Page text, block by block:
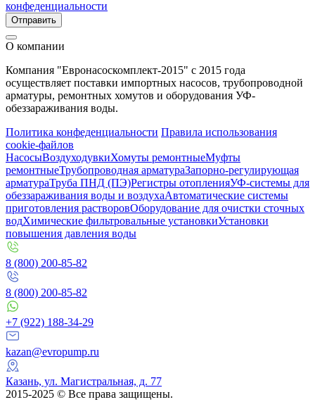
конфеденциальности
Отправить
О компании
Компания "Евронасоскомплект-2015" с 2015 года
осуществляет поставки импортных насосов, трубопроводной
арматуры, ремонтных хомутов и оборудования УФ-
обеззараживания воды.
Политика конфеденциальности Правила использования
cookie-файлов
НасосыВоздуходувкиХомуты ремонтныеМуфты
ремонтныеТрубопроводная арматураЗапорно-регулирующая
арматураТруба ПНД (ПЭ)Регистры отопленияУФ-системы для
обеззараживания воды и воздухаАвтоматические системы
приготовления растворовОборудование для очистки сточных
водХимические фильтровальные установкиУстановки
повышения давления воды
8 (800) 200-85-82
8 (800) 200-85-82
+7 (922) 188-34-29
kazan@evropump.ru
Казань, ​ул. Магистральная, д. 77
2015-2025 © Все права защищены.